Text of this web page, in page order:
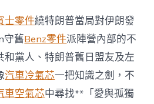
美
共
和
OSDER
奧
斯
德
台
士零件繞特朗普當局對伊朗發
守舊Benz零件派陣營內部的不
和黨人、特朗普舊日盟友及左
汽車冷氣芯一把知識之劍，不
車空氣芯中尋找**「愛與孤獨